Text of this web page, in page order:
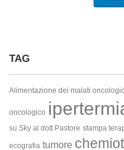
TAG
Alimentazione dei malati
oncologico
su Sky al dott Pastore stampa
ecografia tumore